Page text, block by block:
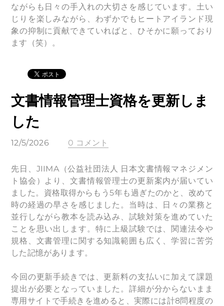
ながらも日々の手入れの大切さを感じています。土い
じりを楽しみながら、わずかでもヒートアイランド現
象の抑制に貢献できていればと、ひそかに願っており
ます（笑）。
文書情報管理士資格を更新しま
した
12/5/2026 0 コメント
先日、JIIMA（公益社団法人 日本文書情報マネジメン
ト協会）より、文書情報管理士の更新案内が届いてい
ました。資格取得からもう5年も過ぎたのかと、改めて
時の経過の早さを感じました。当時は、日々の業務と
並行しながら教本を読み込み、試験対策を進めていた
ことを思い出します。特に上級試験では、関連法令や
規格、文書管理に関する知識範囲も広く、学習に苦労
した記憶があります。
今回の更新手続きでは、更新料の支払いに加えて課題
提出が必要となっていました。詳細が分からないまま
専用サイトで手続きを進めると、実際には計8問程度の